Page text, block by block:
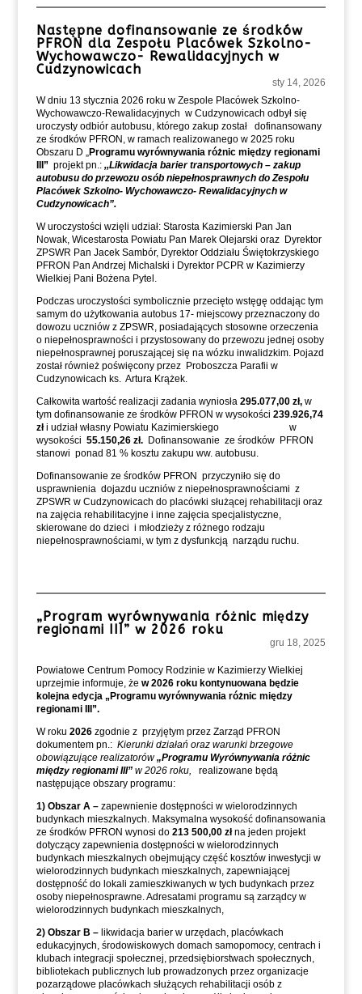
Następne dofinansowanie ze środków
PFRON dla Zespołu Placówek Szkolno-
Wychowawczo- Rewalidacyjnych w
Cudzynowicach
sty 14, 2026
W dniu 13 stycznia 2026 roku w Zespole Placówek Szkolno-
Wychowawczo-Rewalidacyjnych w Cudzynowicach odbył się
uroczysty odbiór autobusu, którego zakup został dofinansowany
ze środków PFRON, w ramach realizowanego w 2025 roku
Obszaru D „Programu wyrównywania różnic między regionami
III” projekt pn.: ,,Likwidacja barier transportowych – zakup
autobusu do przewozu osób niepełnosprawnych do Zespołu
Placówek Szkolno- Wychowawczo- Rewalidacyjnych w
Cudzynowicach”.
W uroczystości wzięli udział: Starosta Kazimierski Pan Jan
Nowak, Wicestarosta Powiatu Pan Marek Olejarski oraz Dyrektor
ZPSWR Pan Jacek Sambór, Dyrektor Oddziału Świętokrzyskiego
PFRON Pan Andrzej Michalski i Dyrektor PCPR w Kazimierzy
Wielkiej Pani Bożena Pytel.
Podczas uroczystości symbolicznie przecięto wstęgę oddając tym
samym do użytkowania autobus 17- miejscowy przeznaczony do
dowozu uczniów z ZPSWR, posiadających stosowne orzeczenia
o niepełnosprawności i przystosowany do przewozu jednej osoby
niepełnosprawnej poruszającej się na wózku inwalidzkim. Pojazd
został również poświęcony przez Proboszcza Parafii w
Cudzynowicach ks. Artura Krążek.
Całkowita wartość realizacji zadania wyniosła 295.077,00 zł,w
tym dofinansowanie ze środków PFRON w wysokości 239.926,74
złi udział własny Powiatu Kazimierskiego w
wysokości 55.150,26 zł. Dofinansowanie ze środków PFRON
stanowi ponad 81 % kosztu zakupu ww. autobusu.
Dofinansowanie ze środków PFRON przyczyniło się do
usprawnienia dojazdu uczniów z niepełnosprawnościami z
ZPSWR w Cudzynowicach do placówki służącej rehabilitacji oraz
na zajęcia rehabilitacyjne i inne zajęcia specjalistyczne,
skierowane do dzieci i młodzieży z różnego rodzaju
niepełnosprawnościami, w tym z dysfunkcją narządu ruchu.
„Program wyrównywania różnic między
regionami III” w 2026 roku
gru 18, 2025
Powiatowe Centrum Pomocy Rodzinie w Kazimierzy Wielkiej
uprzejmie informuje, że w 2026 roku kontynuowana będzie
kolejna edycja „Programu wyrównywania różnic między
regionami III”.
W roku 2026 zgodnie z przyjętym przez Zarząd PFRON
dokumentem pn.: Kierunki działań oraz warunki brzegowe
obowiązujące realizatorów„Programu Wyrównywania różnic
między regionami III”w 2026 roku, realizowane będą
następujące obszary programu:
1) Obszar A –zapewnienie dostępności w wielorodzinnych
budynkach mieszkalnych. Maksymalna wysokość dofinansowania
ze środków PFRON wynosi do 213 500,00 złna jeden projekt
dotyczący zapewnienia dostępności w wielorodzinnych
budynkach mieszkalnych obejmujący część kosztów inwestycji w
wielorodzinnych budynkach mieszkalnych, zapewniającej
dostępność do lokali zamieszkiwanych w tych budynkach przez
osoby niepełnosprawne. Adresatami programu są zarządcy w
wielorodzinnych budynkach mieszkalnych,
2) Obszar B – likwidacja barier w urzędach, placówkach
edukacyjnych, środowiskowych domach samopomocy, centrach i
klubach integracji społecznej, przedsiębiorstwach społecznych,
bibliotekach publicznych lub prowadzonych przez organizacje
pozarządowe placówkach służących rehabilitacji osób z